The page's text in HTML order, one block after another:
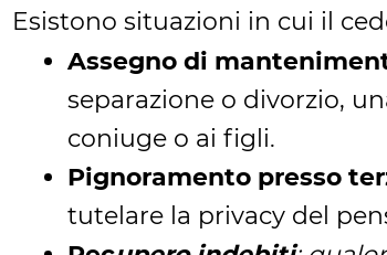
Esistono situazioni in cui il
Assegno di
separazione o divorzio,
coniuge o ai figli.
Pignoramento presso
tutelare la privacy del